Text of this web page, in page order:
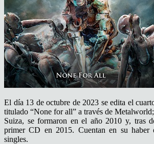
El día 13 de octubre de 2023 se edita el
titulado “None for all” a través de
Suiza, se formaron en el año 2010 y, tras
primer CD en 2015. Cuentan en su
singles.